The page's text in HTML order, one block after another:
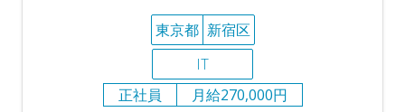
東京都 新宿区
IT
正社員
月給270,000円